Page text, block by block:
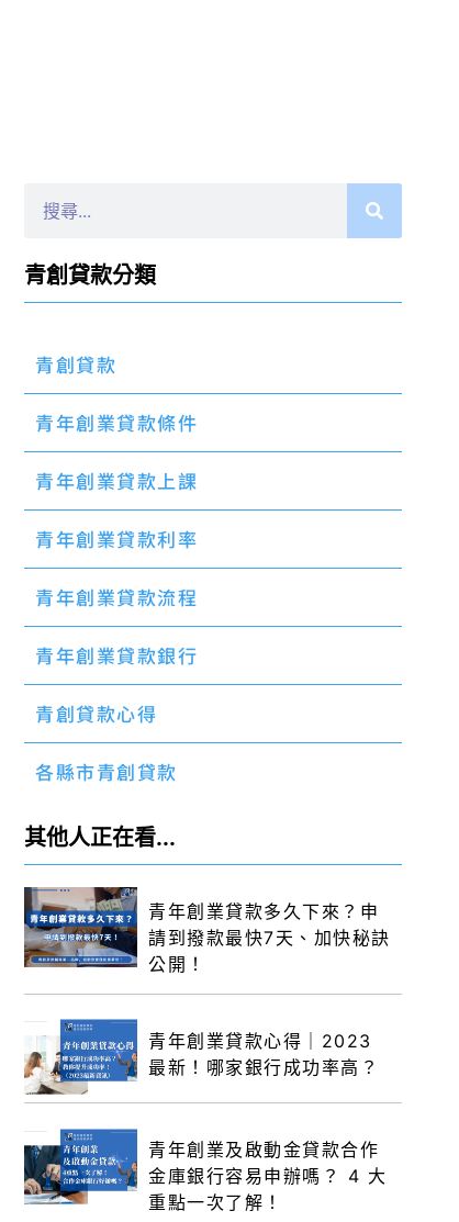
青創貸款分類
青創貸款
青年創業貸款條件
青年創業貸款上課
青年創業貸款利率
青年創業貸款流程
青年創業貸款銀行
青創貸款心得
各縣市青創貸款
其他人正在看...
青年創業貸款多久下來？申
請到撥款最快7天、加快秘訣
公開！
青年創業貸款心得｜2023
最新！哪家銀行成功率高？
青年創業及啟動金貸款合作
金庫銀行容易申辦嗎？ 4 大
重點一次了解！